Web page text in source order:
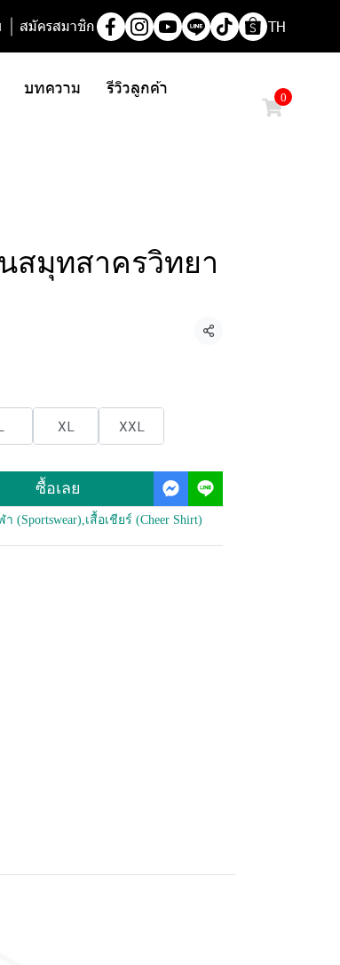
สมัครสมาชิก TH
บทความ รีวิวลูกค้า 0
นสมุทสาครวิทยา
แชร์
XL XXL
ซื้อเลย
า (Sportswear),เสื้อเชียร์ (Cheer Shirt)